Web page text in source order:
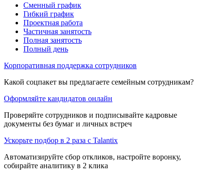
Сменный график
Гибкий график
Проектная работа
Частичная занятость
Полная занятость
Полный день
Корпоративная поддержка сотрудников
Какой соцпакет вы предлагаете семейным сотрудникам?
Оформляйте кандидатов онлайн
Проверяйте сотрудников и подписывайте кадровые
документы без бумаг и личных встреч
Ускорьте подбор в 2 раза с Talantix
Автоматизируйте сбор откликов, настройте воронку,
собирайте аналитику в 2 клика